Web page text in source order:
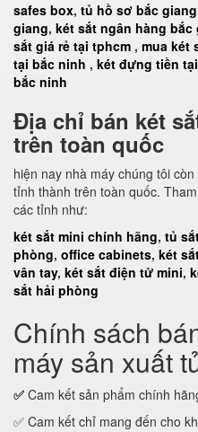
safes box, tủ hồ sơ bắc giang
giang, két sắt ngân hàng bắc
sắt giá rẻ tại tphcm , mua két
tại bắc ninh , két đựng tiền
bắc ninh
Địa chỉ bán két
trên toàn quốc
hiện nay nhà máy chúng tôi
tỉnh thành trên toàn quốc.
các tỉnh như:
két sắt mini chính hãng, tủ
phòng, office cabinets, két
vân tay, két sắt điện tử mini,
sắt hải phòng
Chính sách
máy sản xuất
✅ Cam kết sản phẩm chính
✅ Cam kết chỉ mang đến cho